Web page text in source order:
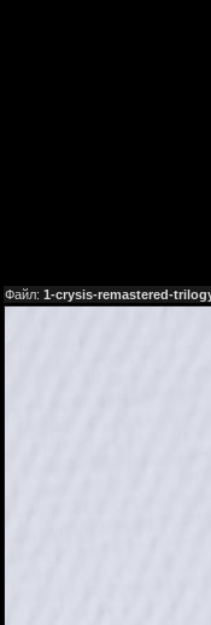
Файл: 1-crysis-remastered-